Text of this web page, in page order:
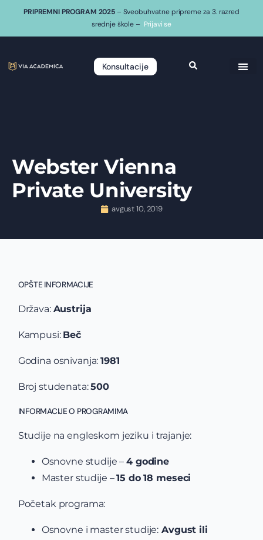
PRIPREMNI PROGRAM 2025 – Sveobuhvatne pripreme za 3. razred
srednje škole – Prijavi se
Konsultacije
Webster Vienna
Private University
avgust 10, 2019
OPŠTE INFORMACIJE
Država: Austrija
Kampusi: Beč
Godina osnivanja:1981
Broj studenata:500
INFORMACIJE O PROGRAMIMA
Studije na engleskom jeziku i trajanje:
Osnovne studije –4 godine
Master studije –15 do 18 meseci
Početak programa:
Osnovne i master studije: Avgust ili